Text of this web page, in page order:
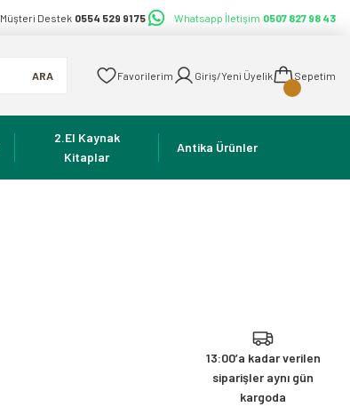
Müşteri Destek 0554 529 91 75 Whatsapp İletişim 0507 827 98 43
ARA Favorilerim Giriş/Yeni Üyelik Sepetim
2.El Kaynak
Kitaplar
Antika Ürünler
13:00’a kadar verilen
siparişler aynı gün
kargoda